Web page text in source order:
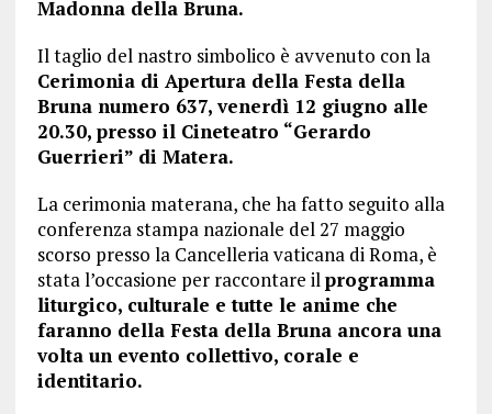
Madonna della Bruna.
Il taglio del nastro simbolico è avvenuto con la
Cerimonia di Apertura della Festa della
Bruna numero 637, venerdì 12 giugno alle
20.30, presso il Cineteatro “Gerardo
Guerrieri” di Matera.
La cerimonia materana, che ha fatto seguito alla
conferenza stampa nazionale del 27 maggio
scorso presso la Cancelleria vaticana di Roma, è
stata l’occasione per raccontare ilprogramma
liturgico, culturale e tutte le anime che
faranno della Festa della Bruna ancora una
volta un evento collettivo, corale e
identitario.